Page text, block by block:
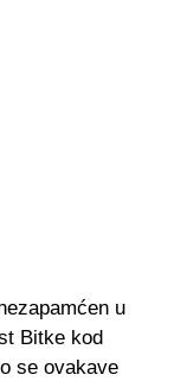
u
Bitke kod
se ovakave